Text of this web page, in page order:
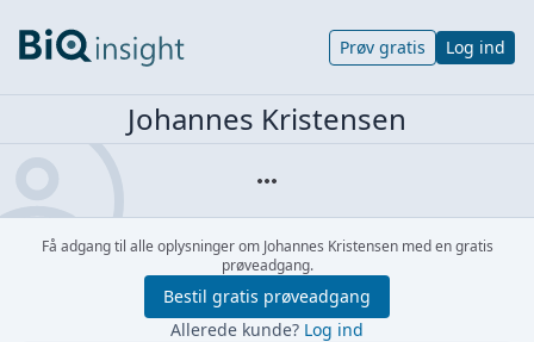
Prøv gratis Log ind
Johannes Kristensen
Få adgang til alle oplysninger om Johannes Kristensen med en gratis
prøveadgang.
Bestil gratis prøveadgang
Allerede kunde? Log ind